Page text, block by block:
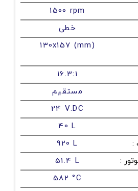
1500 rpm
خطی
130x157 (mm)
16.3:1
مستقیم
24 V.DC
40 L
:
920 L
:
51.4 L
582 °C